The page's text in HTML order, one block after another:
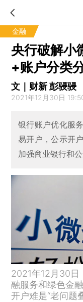
金融
央行破解小
+账户分类
文｜财新 彭骎骎
2021年12月30日
银行账户优化服
易开户，公示开
加强商业银行和
2021年12月30日
融服务和绿色金
开户难是“老问题